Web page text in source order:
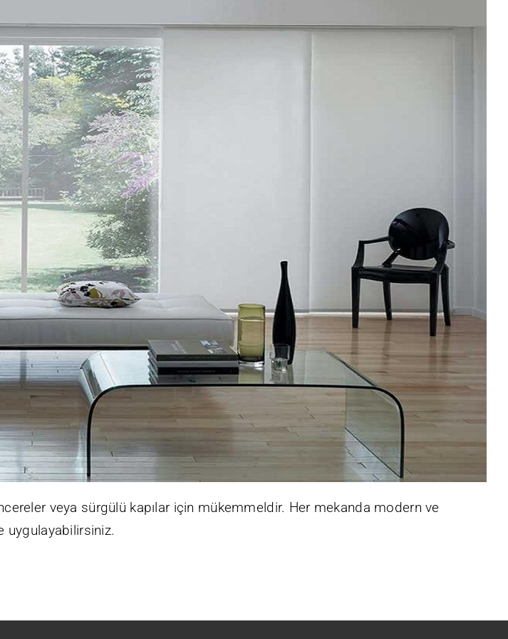
veya sürgülü kapılar için mükemmeldir. Her mekanda modern ve
uygulayabilirsiniz.